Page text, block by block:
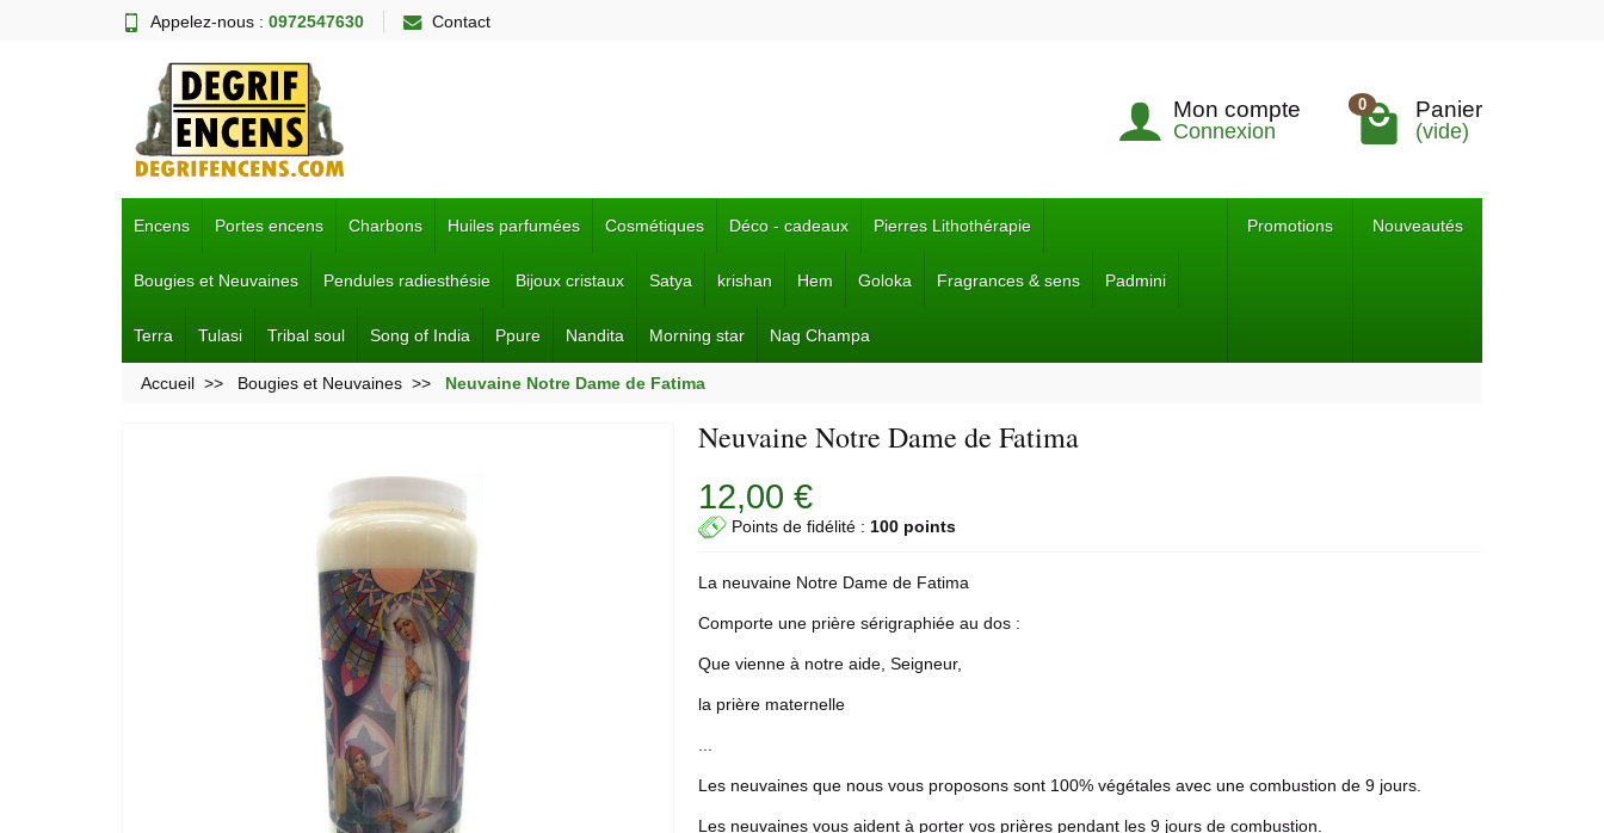
Appelez-nous : 0972547630 Contact
Mon compte
Connexion
0 Panier
(vide)
Encens Portes encens Charbons Huiles parfumées Cosmétiques Déco - cadeaux Pierres Lithothérapie
Bougies et Neuvaines Pendules radiesthésie Bijoux cristaux Satya krishan Hem Goloka Fragrances & sens Padmini
Terra Tulasi Tribal soul Song of India Ppure Nandita Morning star Nag Champa
Promotions Nouveautés
Accueil Bougies et Neuvaines Neuvaine Notre Dame de Fatima
Neuvaine Notre Dame de Fatima
12,00 €
Points de fidélité : 100 points
La neuvaine Notre Dame de Fatima
Comporte une prière sérigraphiée au dos :
Que vienne à notre aide, Seigneur,
la prière maternelle
Les neuvaines que nous vous proposons sont 100% végétales avec une combustion de 9 jours.
Les neuvaines vous aident à porter vos prières pendant les 9 jours de combustion.